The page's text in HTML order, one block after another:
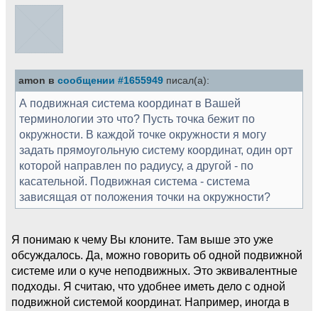
amon в сообщении #1655949 писал(а):
А подвижная система координат в Вашей
терминологии это что? Пусть точка бежит по
окружности. В каждой точке окружности я могу
задать прямоугольную систему координат, один орт
которой направлен по радиусу, а другой - по
касательной. Подвижная система - система
зависящая от положения точки на окружности?
Я понимаю к чему Вы клоните. Там выше это уже
обсуждалось. Да, можно говорить об одной подвижной
системе или о куче неподвижных. Это эквивалентные
подходы. Я считаю, что удобнее иметь дело с одной
подвижной системой координат. Например, иногда в